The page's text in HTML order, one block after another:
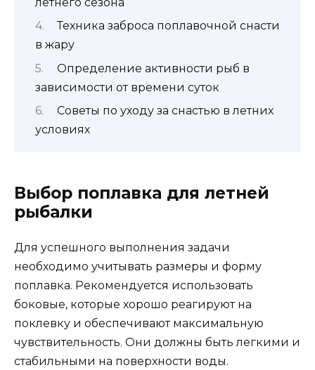
Техника заброса поплавочной снасти
в жару
Определение активности рыб в
зависимости от времени суток
Советы по уходу за снастью в летних
условиях
Выбор поплавка для летней
рыбалки
Для успешного выполнения задачи
необходимо учитывать размеры и форму
поплавка. Рекомендуется использовать
боковые, которые хорошо реагируют на
поклевку и обеспечивают максимальную
чувствительность. Они должны быть легкими и
стабильными на поверхности воды.